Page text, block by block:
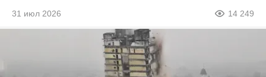
31 июл 2026 14 249